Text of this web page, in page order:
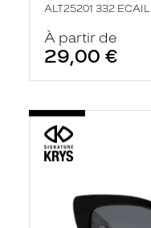
ALT25201 332
À partir de
29,00 €